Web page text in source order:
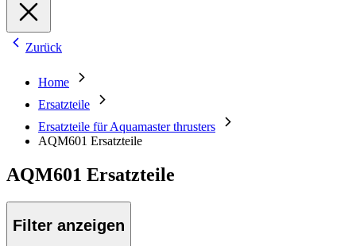
Zurück
Home
Ersatzteile
Ersatzteile für Aquamaster thrusters
AQM601 Ersatzteile
AQM601 Ersatzteile
Filter anzeigen